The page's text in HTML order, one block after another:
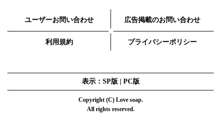
ユーザーお問い合わせ 広告掲載のお問い合わせ
利用規約 プライバシーポリシー
表示：SP版 | PC版
Copyright (C) Love soap.
All rights reserved.